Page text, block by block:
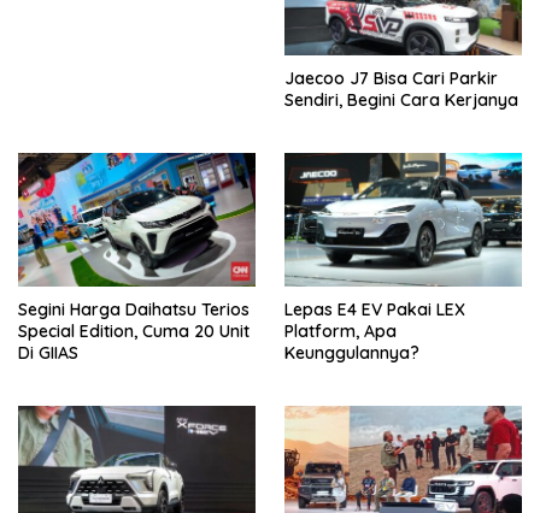
Jaecoo J7 Bisa Cari Parkir
Sendiri, Begini Cara Kerjanya
Segini Harga Daihatsu Terios
Special Edition, Cuma 20 Unit
Di GIIAS
Lepas E4 EV Pakai LEX
Platform, Apa
Keunggulannya?